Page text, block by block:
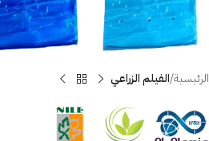
الرئيسية الفيلم الزراعي